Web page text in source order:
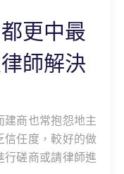
更中最
師解決
商也常抱怨地主
任度，較好的做
磋商或請律師進